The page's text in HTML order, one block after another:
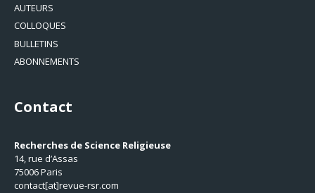
AUTEURS
COLLOQUES
BULLETINS
ABONNEMENTS
Contact
Recherches de Science Religieuse
14, rue d’Assas
75006 Paris
contact[at]revue-rsr.com